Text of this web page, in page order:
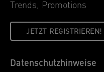
Trends, Promotions
JETZT REGISTRIEREN!
Datenschutzhinweise